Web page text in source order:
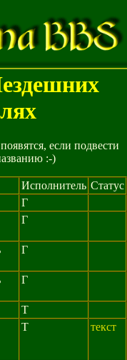
если подвести
:-)
Исполнитель Статус
Г
Г
Г
Г
Т
Т текст